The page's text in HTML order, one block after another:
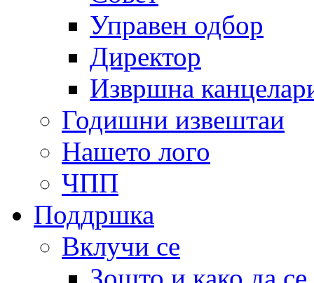
Управен одбор
Директор
Извршна
Годишни извештаи
Нашето лого
ЧПП
Поддршка
Вклучи се